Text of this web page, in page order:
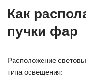
Как
пучки фар
Расположение
типа освещения: